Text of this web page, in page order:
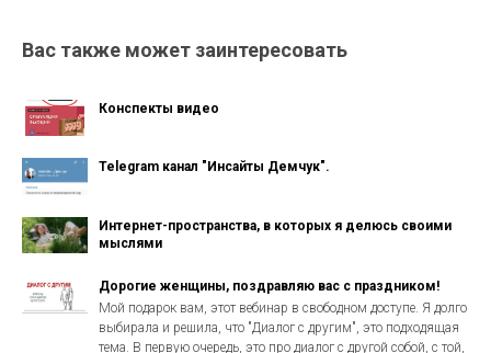
Вас также может заинтересовать
Конспекты видео
Telegram канал "Инсайты Демчук".
Интернет-пространства, в которых я делюсь своими
мыслями
Дорогие женщины, поздравляю вас с праздником!
Мой подарок вам, этот вебинар в свободном доступе. Я долго
выбирала и решила, что "Диалог с другим", это подходящая
тема. В первую очередь, это про диалог с другой собой, с той,